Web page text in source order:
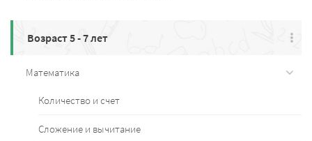
Возраст 5 - 7 лет
Математика
Количество и счет
Сложение и вычитание